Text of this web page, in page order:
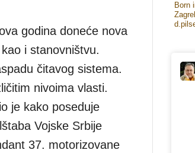
godina doneće nova
i stanovništvu.
čitavog sistema.
nivoima vlasti.
je kako poseduje
Vojske Srbije
37. motorizovane
Born